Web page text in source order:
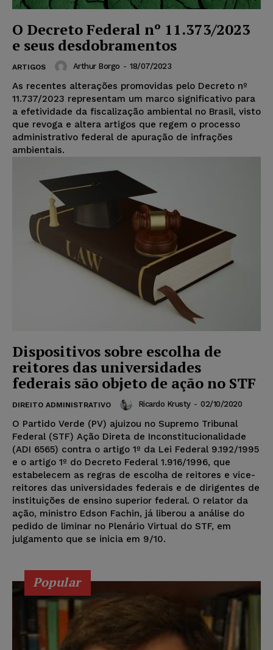
O Decreto Federal nº 11.373/2023
e seus desdobramentos
ARTIGOS Arthur Borgo - 18/07/2023
As recentes alterações promovidas pelo Decreto nº
11.737/2023 representam um marco significativo para
a efetividade da fiscalização ambiental no Brasil, visto
que revoga e altera artigos que regem o processo
administrativo federal de apuração de infrações
ambientais.
Dispositivos sobre escolha de
reitores das universidades
federais são objeto de ação no STF
DIREITO ADMINISTRATIVO Ricardo Krusty - 02/10/2020
O Partido Verde (PV) ajuizou no Supremo Tribunal
Federal (STF) Ação Direta de Inconstitucionalidade
(ADI 6565) contra o artigo 1º da Lei Federal 9.192/1995
e o artigo 1º do Decreto Federal 1.916/1996, que
estabelecem as regras de escolha de reitores e vice-
reitores das universidades federais e de dirigentes de
instituições de ensino superior federal. O relator da
ação, ministro Edson Fachin, já liberou a análise do
pedido de liminar no Plenário Virtual do STF, em
julgamento que se inicia em 9/10.
Popular